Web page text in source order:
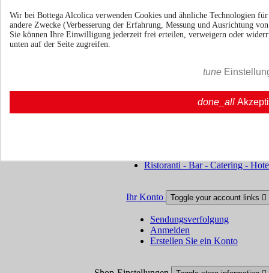
Lieferung Rückgaberecht
Über uns | Bottegaalcolica.com
Häufige FrageHäufige Frage |
Ristoranti - Bar - Catering -
Ihr Konto Toggle your account links 
Sendungsverfolgung
Anmelden
Erstellen Sie ein Konto
Wir bei Bottega Alcolica verwenden Cookies und ähnliche Technologien
andere Zwecke (Verbesserung der Erfahrung, Messung und Ausrichtung
Sie können Ihre Einwilligung jederzeit frei erteilen, verweigern oder
unten auf der Seite zugreifen.
tune
done_all